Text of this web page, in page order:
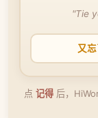
"Tie
又
点 记得后，